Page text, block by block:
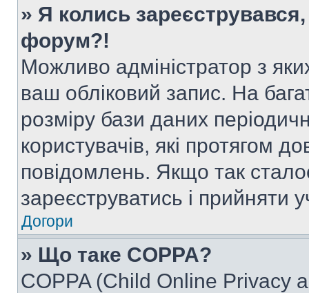
» Я колись
форум?!
Можливо адміністратор з
ваш обліковий запис. На
розміру бази даних
користувачів, які протягом
повідомлень. Якщо так
зареєструватись і прийняти
Догори
» Що таке COPPA?
COPPA (Child Online Privacy